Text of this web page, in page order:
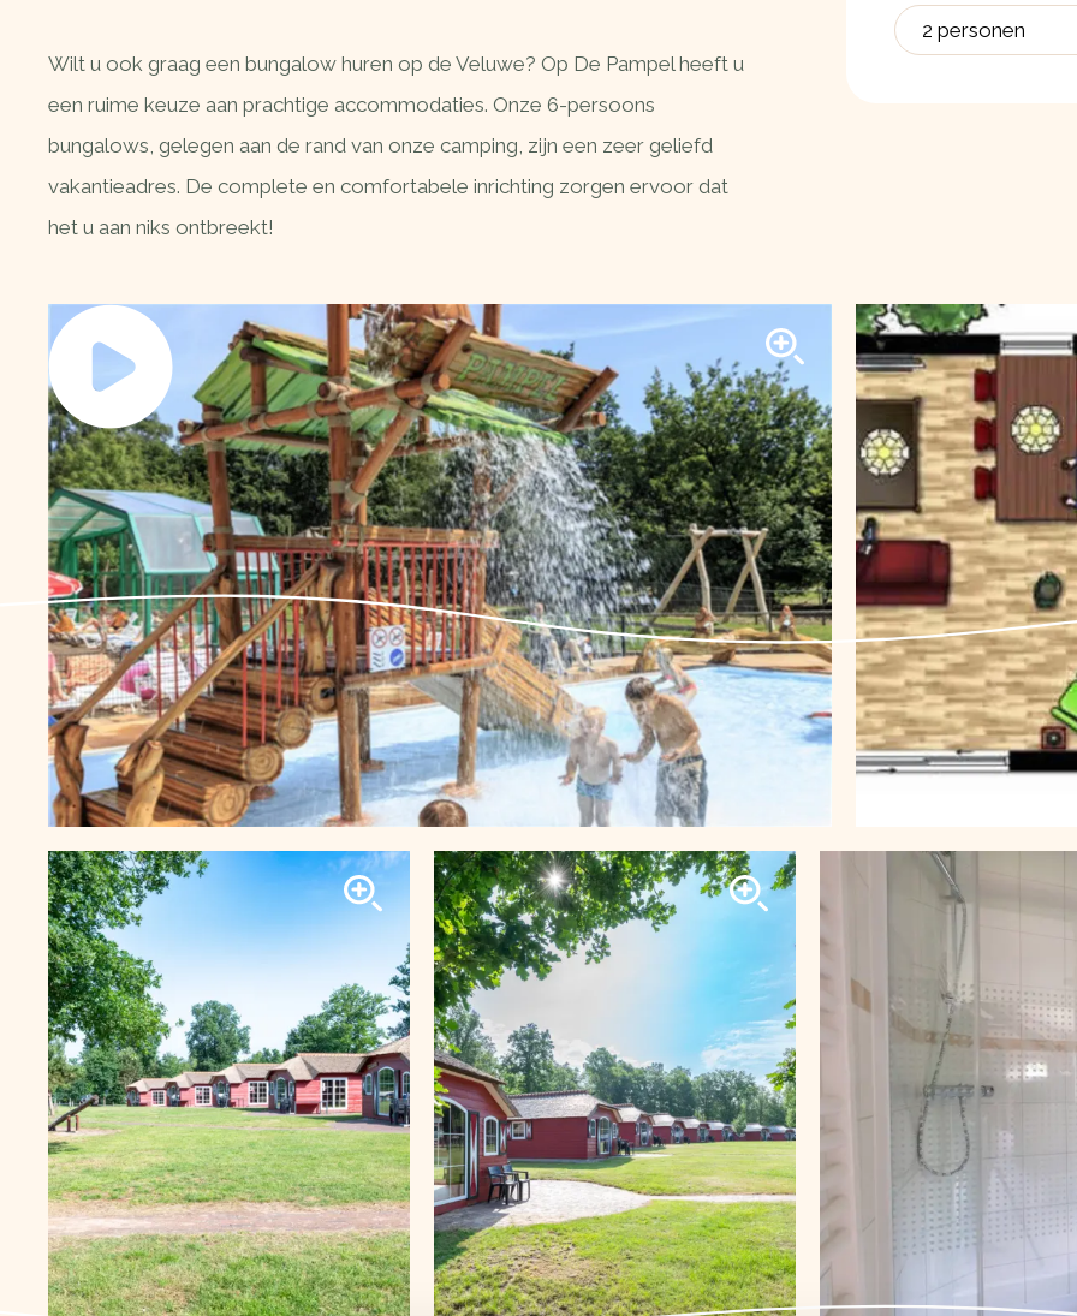
Wilt u ook graag een bungalow huren op de Veluwe? Op De Pampel heeft u
een ruime keuze aan prachtige accommodaties. Onze 6-persoons
bungalows, gelegen aan de rand van onze camping, zijn een zeer geliefd
vakantieadres. De complete en comfortabele inrichting zorgen ervoor dat
het u aan niks ontbreekt!
2 personen